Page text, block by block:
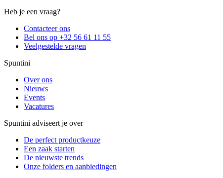
Heb je een vraag?
Contacteer ons
Bel ons op +32 56 61 11 55
Veelgestelde vragen
Spuntini
Over ons
Nieuws
Events
Vacatures
Spuntini adviseert je over
De perfect productkeuze
Een zaak starten
De nieuwste trends
Onze folders en aanbiedingen